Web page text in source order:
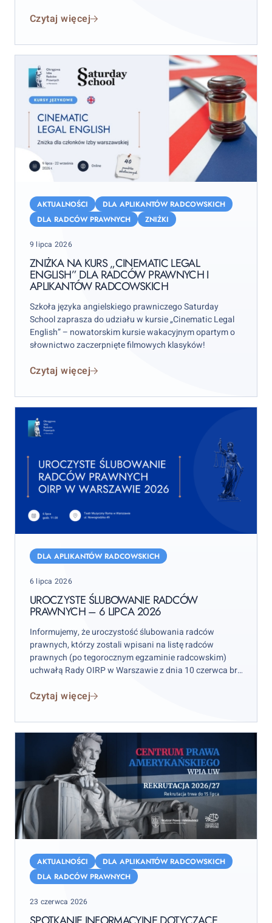
Czytaj więcej
kurs
Legal
English”
radców
prawnych
aplikantów
radcowskich
AKTUALNOŚCI
DLA APLIKANTÓW RADCOWSKICH
DLA RADCÓW PRAWNYCH
ZNIŻKI
Posted
9 lipca 2026
ZNIŻKA NA KURS „CINEMATIC LEGAL
ENGLISH” DLA RADCÓW PRAWNYCH I
APLIKANTÓW RADCOWSKICH
Szkoła języka angielskiego prawniczego Saturday
School zaprasza do udziału w kursie „Cinematic Legal
English” – nowatorskim kursie wakacyjnym opartym o
słownictwo zaczerpnięte filmowych klasyków!
Czytaj więcej
ślubowanie
prawnych
lipca
2026
DLA APLIKANTÓW RADCOWSKICH
Posted
6 lipca 2026
UROCZYSTE ŚLUBOWANIE RADCÓW
PRAWNYCH – 6 LIPCA 2026
Informujemy, że uroczystość ślubowania radców
prawnych, którzy zostali wpisani na listę radców
prawnych (po tegorocznym egzaminie radcowskim)
uchwałą Rady OIRP w Warszawie z dnia 10 czerwca br.
Roma w Warszawie, ul. Nowogrodzka 49, o godz. 11.00.
Czytaj więcej
informacyjne
dotyczące
Prawa
Amerykańskiego
AKTUALNOŚCI
DLA APLIKANTÓW RADCOWSKICH
DLA RADCÓW PRAWNYCH
Posted
23 czerwca 2026